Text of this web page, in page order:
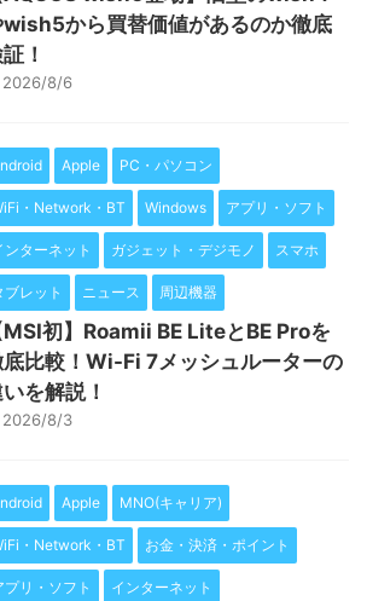
wish5から買替価値があるのか徹底
！
2026/8/6
Apple PC・パソコン
・Network・BT Windows アプリ・ソフト
ンターネット ガジェット・デジモノ スマホ
ブレット ニュース 周辺機器
MSI初】Roamii BE LiteとBE Proを
比較！Wi-Fi 7メッシュルーターの
を解説！
2026/8/3
Apple MNO(キャリア)
・Network・BT お金・決済・ポイント
プリ・ソフト インターネット